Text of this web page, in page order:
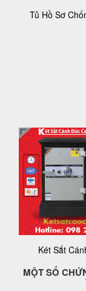
Tủ Hồ Sơ
Két Sắt
MỘT SỐ